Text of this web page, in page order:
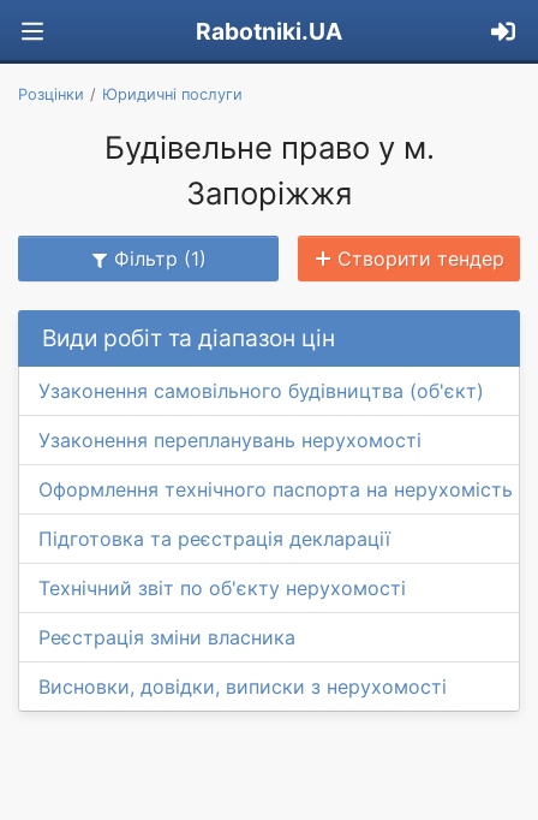
Rabotniki.UA
Розцінки Юридичні послуги
Будівельне право у м.
Запоріжжя
Фільтр (1) Створити тендер
Види робіт та діапазон цін
Узаконення самовільного будівництва (об'єкт)
Узаконення перепланувань нерухомості
Оформлення технічного паспорта на нерухомість
Підготовка та реєстрація декларації
Технічний звіт по об'єкту нерухомості
Реєстрація зміни власника
Висновки, довідки, виписки з нерухомості